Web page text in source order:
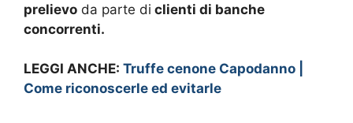
prelievo da parte di clienti di banche
concorrenti.
LEGGI ANCHE: Truffe cenone Capodanno |
Come riconoscerle ed evitarle